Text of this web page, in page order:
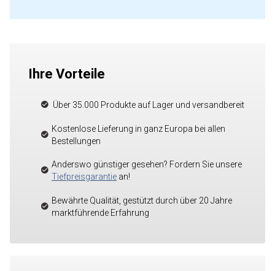
Ihre Vorteile
Über 35.000 Produkte auf Lager und versandbereit
Kostenlose Lieferung in ganz Europa bei allen
Bestellungen
Anderswo günstiger gesehen? Fordern Sie unsere
Tiefpreisgarantie an!
Bewährte Qualität, gestützt durch über 20 Jahre
marktführende Erfahrung